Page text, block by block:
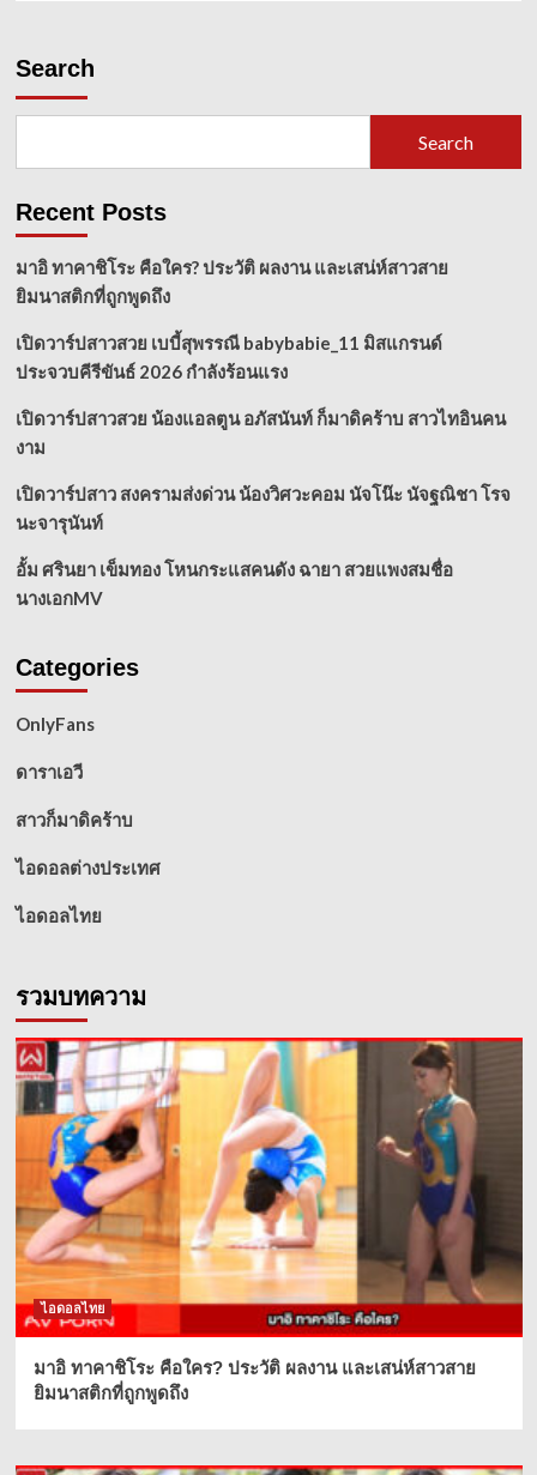
Search
Search
Recent Posts
มาอิ ทาคาชิโระ คือใคร? ประวัติ ผลงาน และเสน่ห์สาวสาย
ยิมนาสติกที่ถูกพูดถึง
เปิดวาร์ปสาวสวย เบบี้สุพรรณี babybabie_11 มิสแกรนด์
ประจวบคีรีขันธ์ 2026 กำลังร้อนแรง
เปิดวาร์ปสาวสวย น้องแอลตูน อภัสนันท์ ก็มาดิคร้าบ สาวไทอินคน
งาม
เปิดวาร์ปสาว สงครามส่งด่วน น้องวิศวะคอม นัจโน๊ะ นัจฐณิชา โรจ
นะจารุนันท์
อั้ม ศรินยา เข็มทอง โหนกระแสคนดัง ฉายา สวยแพงสมชื่อ
นางเอกMV
Categories
OnlyFans
ดาราเอวี
สาวก็มาดิคร้าบ
ไอดอลต่างประเทศ
ไอดอลไทย
รวมบทความ
ไอดอลไทย
มาอิ ทาคาชิโระ คือใคร? ประวัติ ผลงาน และเสน่ห์สาวสาย
ยิมนาสติกที่ถูกพูดถึง